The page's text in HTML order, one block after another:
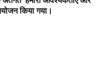
किया गया।